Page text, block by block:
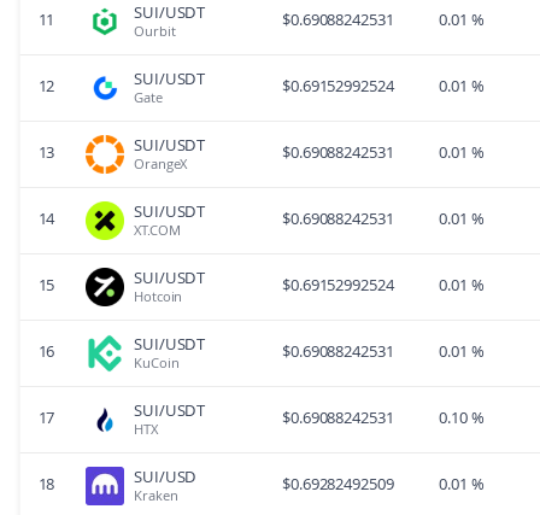
11 SUI/USDT
Ourbit $0.69088242531 0.01 %
12 SUI/USDT
Gate $0.69152992524 0.01 %
13 SUI/USDT
OrangeX $0.69088242531 0.01 %
14 SUI/USDT
XT.COM $0.69088242531 0.01 %
15 SUI/USDT
Hotcoin $0.69152992524 0.01 %
16 SUI/USDT
KuCoin $0.69088242531 0.01 %
17 SUI/USDT
HTX $0.69088242531 0.10 %
18 SUI/USD
Kraken $0.69282492509 0.01 %